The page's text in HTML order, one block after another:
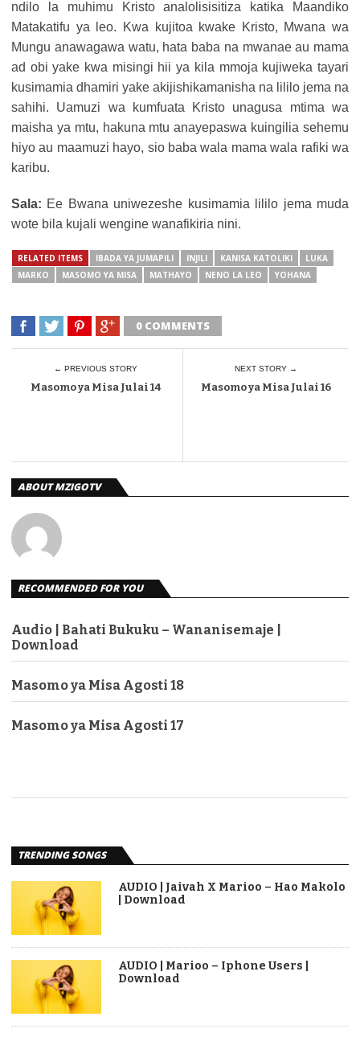
ndilo la muhimu Kristo analolisisitiza katika Maandiko
Matakatifu ya leo. Kwa kujitoa kwake Kristo, Mwana wa
Mungu anawagawa watu, hata baba na mwanae au mama
ad obi yake kwa misingi hii ya kila mmoja kujiweka tayari
kusimamia dhamiri yake akijishikamanisha na lililo jema na
sahihi. Uamuzi wa kumfuata Kristo unagusa mtima wa
maisha ya mtu, hakuna mtu anayepaswa kuingilia sehemu
hiyo au maamuzi hayo, sio baba wala mama wala rafiki wa
karibu.
Sala: Ee Bwana uniwezeshe kusimamia lililo jema muda
wote bila kujali wengine wanafikiria nini.
RELATED ITEMS IBADA YA JUMAPILI INJILI KANISA KATOLIKI
LUKA
MARKO
MASOMO YA MISA MATHAYO NENO LA LEO YOHANA
0 COMMENTS
← PREVIOUS STORY
Masomo ya Misa Julai 14
NEXT STORY →
Masomo ya Misa Julai 16
ABOUT MZIGOTV
RECOMMENDED FOR YOU
Audio | Bahati Bukuku – Wananisemaje |
Download
Masomo ya Misa Agosti 18
Masomo ya Misa Agosti 17
TRENDING SONGS
AUDIO | Jaivah X Marioo – Hao Makolo
| Download
AUDIO | Marioo – Iphone Users |
Download